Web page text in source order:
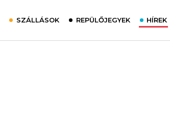
SZÁLLÁSOK REPÜLŐJEGYEK HÍREK